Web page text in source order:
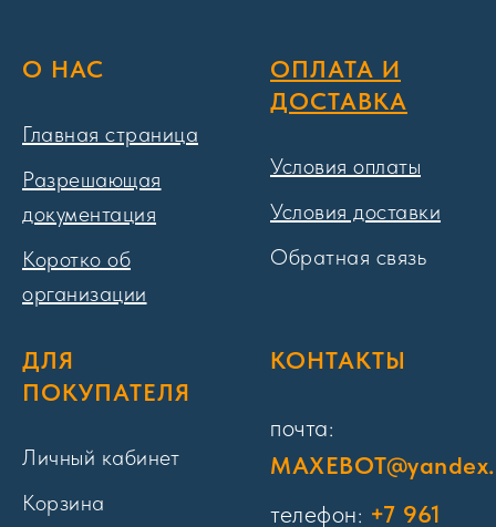
О НАС
Главная страница
Разрешающая
документация
Коротко об
организации
ОПЛАТА И
ДОСТАВКА
Условия оплаты
Условия доставки
Обратная связь
ДЛЯ
ПОКУПАТЕЛЯ
Личный кабинет
Корзина
КОНТАКТЫ
почта:
телефон: +7 961